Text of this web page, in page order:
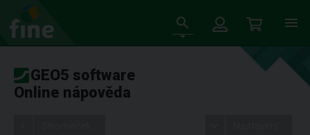
GEO5 software
Online nápověda